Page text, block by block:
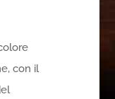
con il